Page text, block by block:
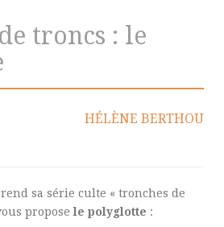
troncs : le
HÉLÈNE BERTHOU
sa série culte « tronches de
propose le polyglotte :